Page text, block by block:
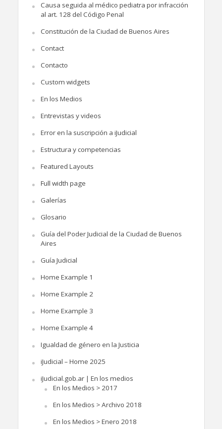
Causa seguida al médico pediatra por infracción
al art. 128 del Código Penal
Constitución de la Ciudad de Buenos Aires
Contact
Contacto
Custom widgets
En los Medios
Entrevistas y videos
Error en la suscripción a iJudicial
Estructura y competencias
Featured Layouts
Full width page
Galerías
Glosario
Guía del Poder Judicial de la Ciudad de Buenos
Aires
Guía Judicial
Home Example 1
Home Example 2
Home Example 3
Home Example 4
Igualdad de género en la Justicia
iJudicial – Home 2025
iJudicial.gob.ar | En los medios
En los Medios > 2017
En los Medios > Archivo 2018
En los Medios > Enero 2018